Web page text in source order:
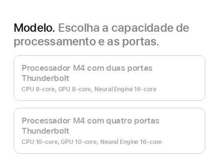
Modelo. Escolha a capacidade de
processamento e as portas.
Processador M4 com duas portas
Thunderbolt
CPU 8-core, GPU 8-core, Neural Engine 16-core
Processador M4 com quatro portas
Thunderbolt
CPU 10-core, GPU 10-core, Neural Engine 16-core